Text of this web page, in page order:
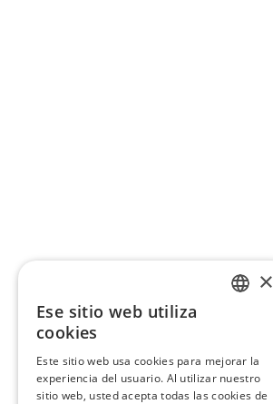
×
Ese sitio web utiliza
cookies
Este sitio web usa cookies para mejorar la
experiencia del usuario. Al utilizar nuestro
sitio web, usted acepta todas las cookies de